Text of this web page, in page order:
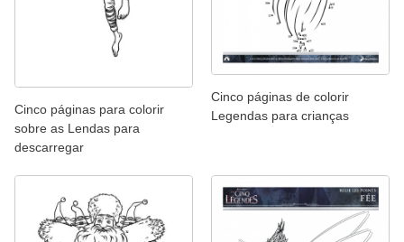
Cinco páginas para colorir
sobre as Lendas para
descarregar
Cinco páginas de colorir
Legendas para crianças